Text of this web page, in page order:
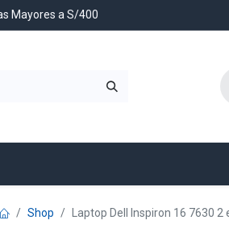
Mayores a S/400
Shop Laptop Dell Inspiron 16 7630